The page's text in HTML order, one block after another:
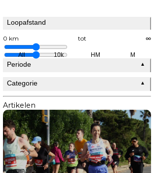
Loopafstand
0 km tot ∞
All 10k HM M
Periode ▲
Categorie ▲
Artikelen